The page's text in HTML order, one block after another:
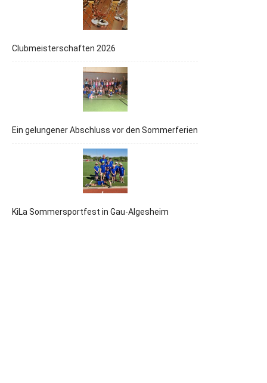
Clubmeisterschaften 2026
Ein gelungener Abschluss vor den Sommerferien
KiLa Sommersportfest in Gau-Algesheim